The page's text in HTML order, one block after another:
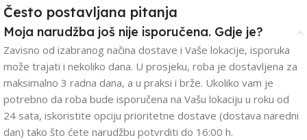
Često postavljana pitanja
Moja narudžba još nije isporučena. Gdje je?
Zavisno od izabranog načina dostave i Vaše lokacije, isporuka
može trajati i nekoliko dana. U prosjeku, roba je dostavljena za
maksimalno 3 radna dana, a u praksi i brže. Ukoliko vam je
potrebno da roba bude isporučena na Vašu lokaciju u roku od
24 sata, iskoristite opciju prioritetne dostave (dostava naredni
dan) tako što ćete narudžbu potvrditi do 16:00 h.